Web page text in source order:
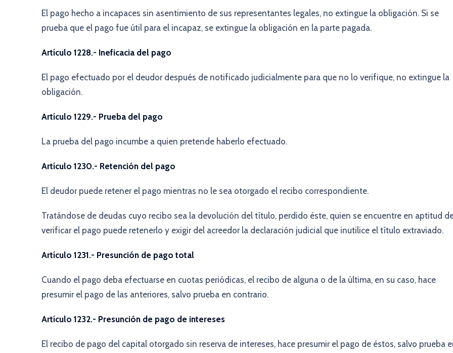
El pago hecho a incapaces sin asentimiento de sus representantes legales, no extingue la obligación. Si se
prueba que el pago fue útil para el incapaz, se extingue la obligación en la parte pagada.
Artículo 1228.- Ineficacia del pago
El pago efectuado por el deudor después de notificado judicialmente para que no lo verifique, no extingue la
obligación.
Artículo 1229.- Prueba del pago
La prueba del pago incumbe a quien pretende haberlo efectuado.
Artículo 1230.- Retención del pago
El deudor puede retener el pago mientras no le sea otorgado el recibo correspondiente.
Tratándose de deudas cuyo recibo sea la devolución del título, perdido éste, quien se encuentre en aptitud
verificar el pago puede retenerlo y exigir del acreedor la declaración judicial que inutilice el título extraviado.
Artículo 1231.- Presunción de pago total
Cuando el pago deba efectuarse en cuotas periódicas, el recibo de alguna o de la última, en su caso, hace
presumir el pago de las anteriores, salvo prueba en contrario.
Artículo 1232.- Presunción de pago de intereses
El recibo de pago del capital otorgado sin reserva de intereses, hace presumir el pago de éstos, salvo prueba